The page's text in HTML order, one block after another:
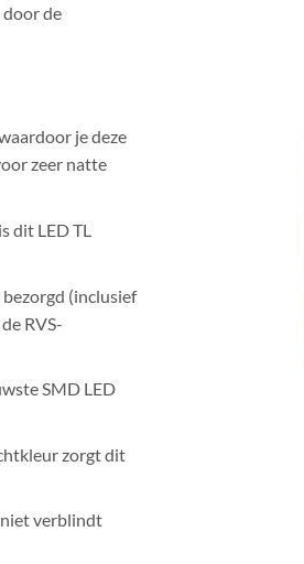
de
je deze
zeer natte
dit LED TL
(inclusief
RVS-
SMD LED
zorgt dit
verblindt